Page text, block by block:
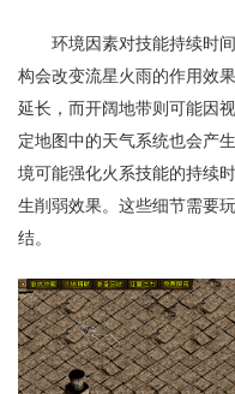
环境因素对技能持续时
构会改变流星火雨的作用效
延长，而开阔地带则可能因
定地图中的天气系统也会产
境可能强化火系技能的持续
生削弱效果。这些细节需要
结。